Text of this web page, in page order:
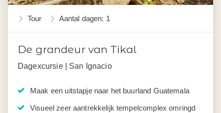
Tour Aantal dagen: 1
De grandeur van Tikal
Dagexcursie | San Ignacio
Maak een uitstapje naar het buurland Guatemala
Visueel zeer aantrekkelijk tempelcomplex omringd